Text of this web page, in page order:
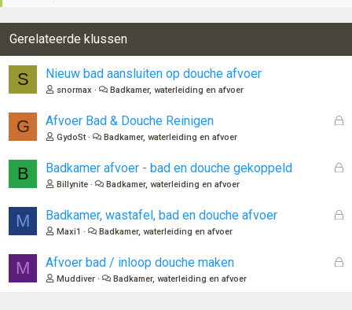
Gerelateerde klussen
S Nieuw bad aansluiten op douche afvoer
snormax Badkamer, waterleiding en afvoer
G
G
n
Afvoer Bad & Douche Reinigen
GydoSt Badkamer, waterleiding en afvoer
B
G
n
Badkamer afvoer - bad en douche gekoppeld
Billynite Badkamer, waterleiding en afvoer
M
G
Badkamer, wastafel, bad en douche afvoer
Maxi1 Badkamer, waterleiding en afvoer
M
G
Afvoer bad / inloop douche maken
Muddiver Badkamer, waterleiding en afvoer